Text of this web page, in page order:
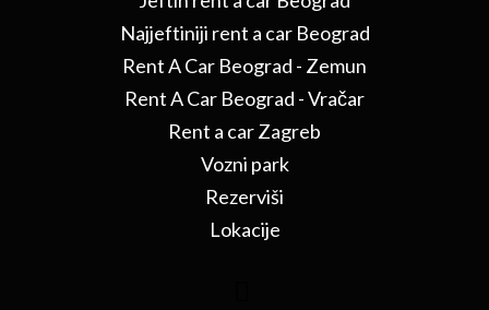
Najjeftiniji rent a car Beograd
Rent A Car Beograd - Zemun
Rent A Car Beograd - Vračar
Rent a car Zagreb
Vozni park
Rezerviši
Lokacije